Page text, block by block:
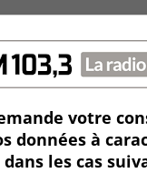
votre
données à
dans les cas